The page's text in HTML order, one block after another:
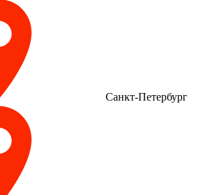
Санкт-Петербург